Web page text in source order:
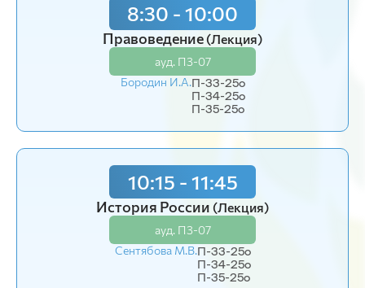
8:30 - 10:00
Правоведение(Лекция)
ауд. П3-07
Бородин И.А.П-33-25o
П-34-25o
П-35-25o
10:15 - 11:45
История России (Лекция)
ауд. П3-07
Сентябова М.В.П-33-25o
П-34-25o
П-35-25o
8:30 - 10:00
Безопасность жизнедеятельности
ауд. П3-07
Бердникова Л.Н.П-31-23o
П-32-23o
П-33-23o
10:15 - 11:45
Технология переработки рыбных
ресурсов(Лекция)
ауд. П3-07
Шароглазова Л.П.П-32-23o